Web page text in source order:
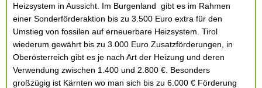
Heizsystem in Aussicht. Im Burgenland gibt es im Rahmen
einer Sonderförderaktion bis zu 3.500 Euro extra für den
Umstieg von fossilen auf erneuerbare Heizsystem. Tirol
wiederum gewährt bis zu 3.000 Euro Zusatzförderungen, in
Oberösterreich gibt es je nach Art der Heizung und deren
Verwendung zwischen 1.400 und 2.800 €. Besonders
großzügig ist Kärnten wo man sich bis zu 6.000 € Förderung